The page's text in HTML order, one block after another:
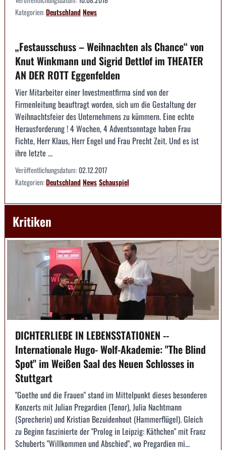
Kategorien:DeutschlandNews
„Festausschuss – Weihnachten als Chance“ von
Knut Winkmann und Sigrid Dettlof im THEATER
AN DER ROTT Eggenfelden
Vier Mitarbeiter einer Investmentfirma sind von der
Firmenleitung beauftragt worden, sich um die Gestaltung der
Weihnachtsfeier des Unternehmens zu kümmern. Eine echte
Herausforderung ! 4 Wochen, 4 Adventsonntage haben Frau
Fichte, Herr Klaus, Herr Engel und Frau Precht Zeit. Und es ist
ihre letzte ...
Veröffentlichungsdatum:02.12.2017
Kategorien:DeutschlandNewsSchauspiel
Kritiken
DICHTERLIEBE IN LEBENSSTATIONEN --
Internationale Hugo- Wolf-Akademie: "The Blind
Spot" im Weißen Saal des Neuen Schlosses in
Stuttgart
"Goethe und die Frauen" stand im Mittelpunkt dieses besonderen
Konzerts mit Julian Pregardien (Tenor), Julia Nachtmann
(Sprecherin) und Kristian Bezuidenhout (Hammerflügel). Gleich
zu Beginn faszinierte der "Prolog in Leipzig: Käthchen" mit Franz
Schuberts "Willkommen und Abschied", wo Pregardien mi...